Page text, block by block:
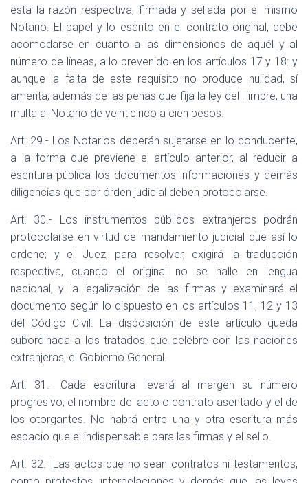
esta la razón respectiva, firmada y sellada por el mismo
Notario. El papel y lo escrito en el contrato original, debe
acomodarse en cuanto a las dimensiones de aquél y al
número de líneas, a lo prevenido en los artículos 17 y 18: y
aunque la falta de este requisito no produce nulidad, sí
amerita, además de las penas que fija la ley del Timbre, una
multa al Notario de veinticinco a cien pesos.
Art. 29.- Los Notarios deberán sujetarse en lo conducente,
a la forma que previene el artículo anterior, al reducir a
escritura pública los documentos informaciones y demás
diligencias que por órden judicial deben protocolarse.
Art. 30.- Los instrumentos públicos extranjeros podrán
protocolarse en virtud de mandamiento judicial que así lo
ordene; y el Juez, para resolver, exigirá la traducción
respectiva, cuando el original no se halle en lengua
nacional, y la legalización de las firmas y examinará el
documento según lo dispuesto en los artículos 11, 12 y 13
del Código Civil. La disposición de este artículo queda
subordinada a los tratados que celebre con las naciones
extranjeras, el Gobierno General.
Art. 31.- Cada escritura llevará al margen su número
progresivo, el nombre del acto o contrato asentado y el de
los otorgantes. No habrá entre una y otra escritura más
espacio que el indispensable para las firmas y el sello.
Art. 32.- Las actos que no sean contratos ni testamentos,